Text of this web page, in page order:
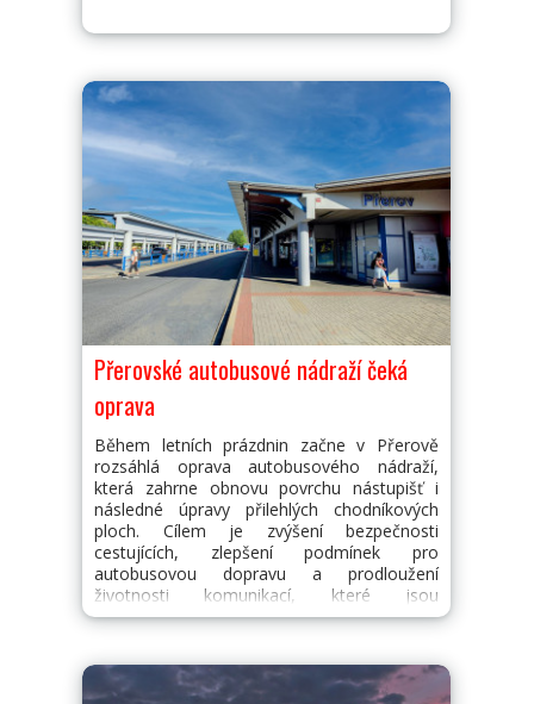
Přerovské autobusové nádraží čeká
oprava
Během letních prázdnin začne v Přerově
rozsáhlá oprava autobusového nádraží,
která zahrne obnovu povrchu nástupišť i
následné úpravy přilehlých chodníkových
ploch. Cílem je zvýšení bezpečnosti
cestujících, zlepšení podmínek pro
autobusovou dopravu a prodloužení
životnosti komunikací, které jsou
dlouhodobě vystaveny vysokému zatížení.
nástupišť číslo 3 a 4 probíhat od 9. do 17.
července. Oprava vjezdu do areálu